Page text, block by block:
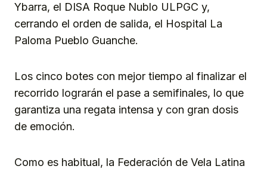
Ybarra, el DISA Roque Nublo ULPGC y,
cerrando el orden de salida, el Hospital La
Paloma Pueblo Guanche.
Los cinco botes con mejor tiempo al finalizar el
recorrido lograrán el pase a semifinales, lo que
garantiza una regata intensa y con gran dosis
de emoción.
Como es habitual, la Federación de Vela Latina